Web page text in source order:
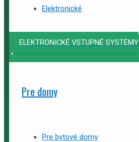
Elektronické
ELEKTRONICKÉ VSTUPNÉ SYSTÉMY
Pre domy
Pre bytové domy